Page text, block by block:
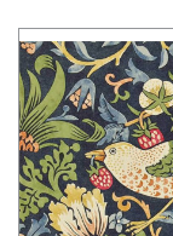
TESSILI
DECORANDO
LE
PARETI
GIOCHI
GESTI